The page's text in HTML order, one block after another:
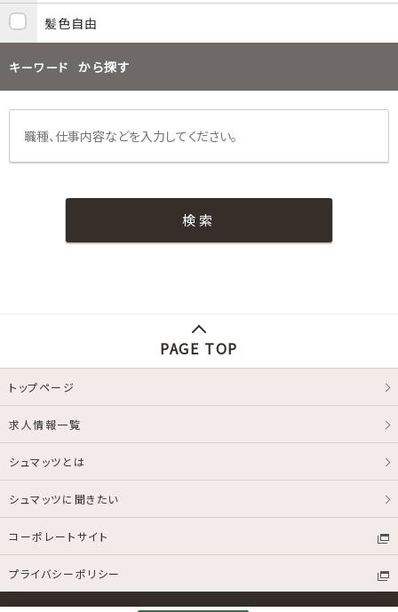
髪色自由
キーワード から探す
PAGE TOP
トップページ
求人情報一覧
シュマッツとは
シュマッツに聞きたい
コーポレートサイト
プライバシーポリシー